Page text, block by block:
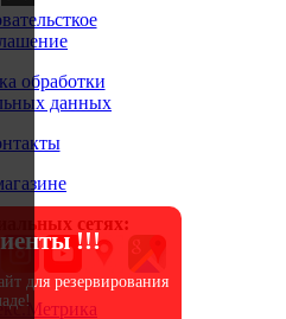
обработки
данных
сетях:
!!!
для резервирования